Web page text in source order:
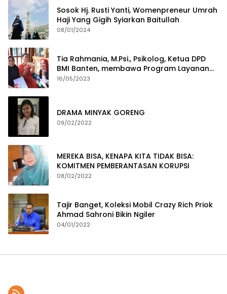
Sosok Hj. Rusti Yanti, Womenpreneur Umrah
Haji Yang Gigih Syiarkan Baitullah
08/01/2024
Tia Rahmania, M.Psi., Psikolog, Ketua DPD
BMI Banten, membawa Program Layanan
Pembuatan Dokumen Kependudukan
16/05/2023
DRAMA MINYAK GORENG
09/02/2022
MEREKA BISA, KENAPA KITA TIDAK BISA:
KOMITMEN PEMBERANTASAN KORUPSI
08/02/2022
Tajir Banget, Koleksi Mobil Crazy Rich Priok
Ahmad Sahroni Bikin Ngiler
04/01/2022